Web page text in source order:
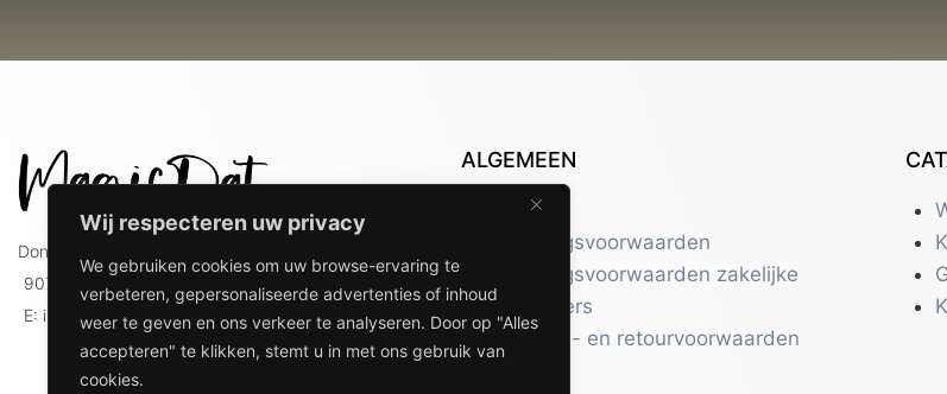
Wij respecteren uw privacy
We gebruiken cookies om uw browse-ervaring te
verbeteren, gepersonaliseerde advertenties of inhoud
weer te geven en ons verkeer te analyseren. Door op "Alles
accepteren" te klikken, stemt u in met ons gebruik van
cookies.
Doniaweg 9
9074 AE Hallum
E: info@magicdat.nl
ALGEMEEN
Contact
Leveringsvoorwaarden
Leveringsvoorwaarden zakelijke
gebruikers
Verzend- en retourvoorwaarden